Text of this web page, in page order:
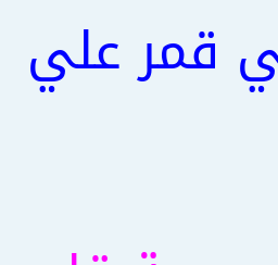
قمر علي